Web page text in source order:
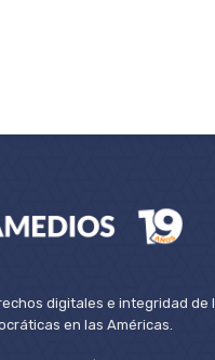
digitales e integridad
en las Américas.